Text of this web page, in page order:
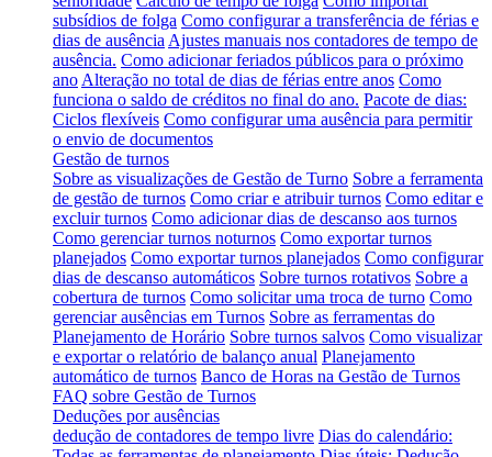
subsídios de folga Como configurar a transferência de férias e
dias de ausência Ajustes manuais nos contadores de tempo de
ausência. Como adicionar feriados públicos para o próximo
ano Alteração no total de dias de férias entre anos Como
funciona o saldo de créditos no final do ano. Pacote de dias:
Ciclos flexíveis Como configurar uma ausência para permitir
o envio de documentos
Gestão de turnos
Sobre as visualizações de Gestão de Turno Sobre a ferramenta
de gestão de turnos Como criar e atribuir turnos Como editar e
excluir turnos Como adicionar dias de descanso aos turnos
Como gerenciar turnos noturnos Como exportar turnos
planejados Como exportar turnos planejados Como configurar
dias de descanso automáticos Sobre turnos rotativos Sobre a
cobertura de turnos Como solicitar uma troca de turno Como
gerenciar ausências em Turnos Sobre as ferramentas do
Planejamento de Horário Sobre turnos salvos Como visualizar
e exportar o relatório de balanço anual Planejamento
automático de turnos Banco de Horas na Gestão de Turnos
FAQ sobre Gestão de Turnos
Deduções por ausências
dedução de contadores de tempo livre Dias do calendário: